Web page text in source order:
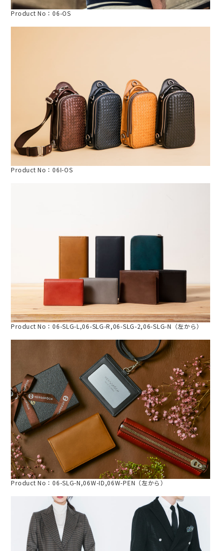
Product No：06-OS
Product No：06I-OS
Product No：06-SLG-L,06-SLG-R,06-SLG-2,06-SLG-N（左から）
Product No：06-SLG-N,06W-ID,06W-PEN（左から）